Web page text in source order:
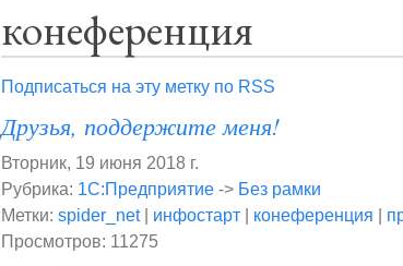
конеференция
Подписаться на эту метку по RSS
Друзья, поддержите меня!
Вторник, 19 июня 2018 г.
Рубрика: 1С:Предприятие -> Без рамки
Метки: spider_net| инфостарт конеференция
Просмотров: 11275